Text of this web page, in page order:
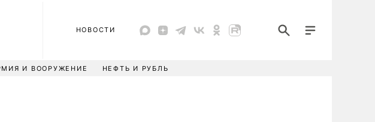
НОВОСТИ
И ВООРУЖЕНИЕ НЕФТЬ И РУБЛЬ